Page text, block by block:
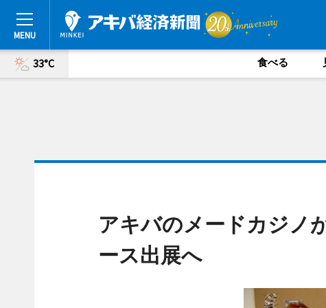
33°C 食べる
アキバのメードカジノ
ース出展へ